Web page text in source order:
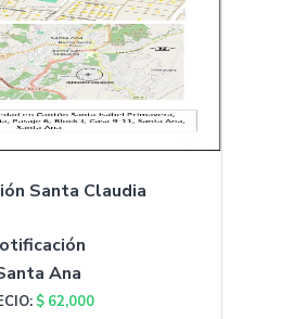
Santa Claudia
Ana
$ 62,000